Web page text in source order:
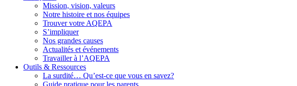
Mission, vision, valeurs
Notre histoire et nos équipes
Trouver votre AQEPA
S’impliquer
Nos grandes causes
Actualités et événements
Travailler à l’AQEPA
Outils & Ressources
La surdité… Qu’est-ce que vous en savez?
Guide pratique pour les parents